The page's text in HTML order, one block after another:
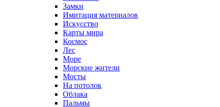
Замки
Имитация материалов
Искусство
Карты мира
Космос
Лес
Море
Морские жители
Мосты
На потолок
Облака
Пальмы